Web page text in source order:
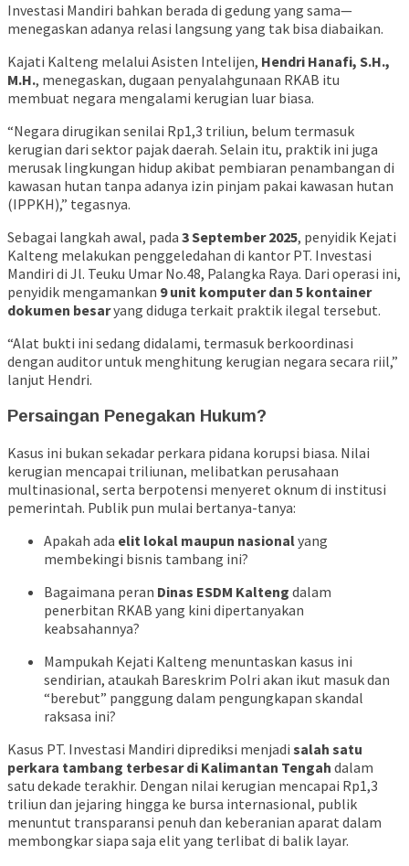
Investasi Mandiri bahkan berada di gedung yang sama—
menegaskan adanya relasi langsung yang tak bisa diabaikan.
Kajati Kalteng melalui Asisten Intelijen, Hendri Hanafi, S.H.,
M.H., menegaskan, dugaan penyalahgunaan RKAB itu
membuat negara mengalami kerugian luar biasa.
“Negara dirugikan senilai Rp1,3 triliun, belum termasuk
kerugian dari sektor pajak daerah. Selain itu, praktik ini juga
merusak lingkungan hidup akibat pembiaran penambangan di
kawasan hutan tanpa adanya izin pinjam pakai kawasan hutan
(IPPKH),” tegasnya.
Sebagai langkah awal, pada 3 September 2025, penyidik Kejati
Kalteng melakukan penggeledahan di kantor PT. Investasi
Mandiri di Jl. Teuku Umar No.48, Palangka Raya. Dari operasi ini,
penyidik mengamankan 9 unit komputer dan 5 kontainer
dokumen besaryang diduga terkait praktik ilegal tersebut.
“Alat bukti ini sedang didalami, termasuk berkoordinasi
dengan auditor untuk menghitung kerugian negara secara riil,”
lanjut Hendri.
Persaingan Penegakan Hukum?
Kasus ini bukan sekadar perkara pidana korupsi biasa. Nilai
kerugian mencapai triliunan, melibatkan perusahaan
multinasional, serta berpotensi menyeret oknum di institusi
pemerintah. Publik pun mulai bertanya-tanya:
Apakah ada elit lokal maupun nasionalyang
membekingi bisnis tambang ini?
Bagaimana peran Dinas ESDM Kalteng dalam
penerbitan RKAB yang kini dipertanyakan
keabsahannya?
Mampukah Kejati Kalteng menuntaskan kasus ini
sendirian, ataukah Bareskrim Polri akan ikut masuk dan
“berebut” panggung dalam pengungkapan skandal
raksasa ini?
Kasus PT. Investasi Mandiri diprediksi menjadi salah satu
perkara tambang terbesar di Kalimantan Tengah dalam
satu dekade terakhir. Dengan nilai kerugian mencapai Rp1,3
triliun dan jejaring hingga ke bursa internasional, publik
menuntut transparansi penuh dan keberanian aparat dalam
membongkar siapa saja elit yang terlibat di balik layar.